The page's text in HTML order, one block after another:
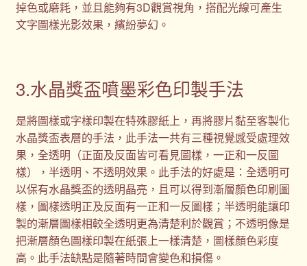
掉色或磨耗，並且能夠有3D觀賞視角，搭配光線可產生
文字圖樣光影效果，繽紛夢幻。
3.水晶獎盃噴墨彩色印製手法
是將圖樣或字樣印製在特殊膠紙上，再將膠片黏至客製化
水晶獎盃表層的手法，此手法一共有三種視覺感受處理效
果，全透明（正面及反面皆可看見圖樣，一正和一反圖
樣），半透明、不透明效果。此手法的好處是：全透明可
以保有水晶獎盃的透明晶亮，且可以得到漸層顏色印刷圖
樣，圖樣透明正及反面有一正和一反圖樣；半透明能讓印
製的漸層圖樣相較全透明更為清楚利於觀賞；不透明像是
把漸層顏色圖樣印製在紙張上一樣清楚，圖樣顏色彩度
高。此手法缺點是隨著時間會變色和損傷。